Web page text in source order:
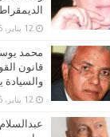
12 يناير، 2026
محمد
قانون
والسيادة
12 يناير، 2026